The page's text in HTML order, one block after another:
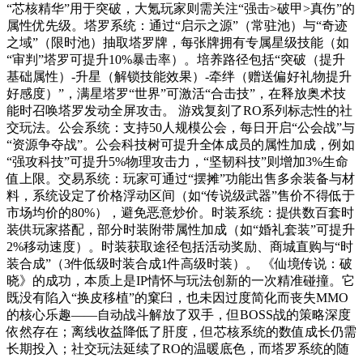
“芯核精华”用于突破，大氪玩家则需关注“强击>破甲>真伤”的
属性优先级。塔罗系统：通过“启示之源”（常驻池）与“奇迹
之域”（限时池）抽取塔罗牌，每张牌拥有专属星级技能（如
“审判”塔罗可提升10%暴击率）。培养路径包括“突破（提升
基础属性）-升星（解锁技能效果）-牵绊（赠送偏好礼物提升
好感度）”，满星塔罗“世界”可激活“合击技”，在释放奥术技
能时召唤塔罗发动全屏攻击。 游戏复刻了RO系列标志性的社
交玩法。公会系统：支持50人规模公会，每日开启“公会战”与
“资源争夺战”。公会科技树可提升全体成员的属性加成，例如
“强攻科技”可提升5%物理攻击力，“坚韧科技”则增加3%生命
值上限。交易系统：玩家可通过“摆摊”功能出售多余装备与材
料，系统设定了价格浮动区间（如“传说级武器”售价不得低于
市场均价的80%），避免恶意炒价。时装系统：提供数百套时
装供玩家搭配，部分时装附带属性加成（如“婚礼套装”可提升
2%移动速度）。时装获取途径包括活动奖励、商城直购与“时
装合成”（3件低级时装合成1件高级时装）。 《仙境传说：破
晓》的成功，本质上是IP情怀与玩法创新的一次精准碰撞。它
既没有陷入“换皮移植”的窠臼，也未因过度简化而丧失MMO
的核心乐趣——自动战斗解放了双手，但BOSS战的策略深度
依然存在；离线收益降低了肝度，但芯核系统的数值成长仍需
长期投入；社交玩法延续了RO的温暖底色，而塔罗系统的随